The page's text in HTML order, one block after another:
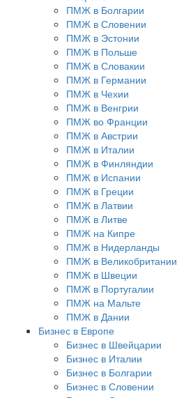
ПМЖ в Болгарии
ПМЖ в Словении
ПМЖ в Эстонии
ПМЖ в Польше
ПМЖ в Словакии
ПМЖ в Германии
ПМЖ в Чехии
ПМЖ в Венгрии
ПМЖ во Франции
ПМЖ в Австрии
ПМЖ в Италии
ПМЖ в Финляндии
ПМЖ в Испании
ПМЖ в Греции
ПМЖ в Латвии
ПМЖ в Литве
ПМЖ на Кипре
ПМЖ в Нидерланды
ПМЖ в Великобритании
ПМЖ в Швеции
ПМЖ в Португалии
ПМЖ на Мальте
ПМЖ в Дании
Бизнес в Европе
Бизнес в Швейцарии
Бизнес в Италии
Бизнес в Болгарии
Бизнес в Словении